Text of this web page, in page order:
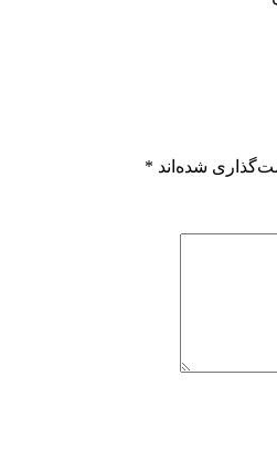
شده‌اند *